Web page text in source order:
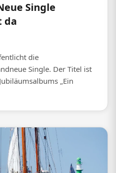
Single
da
die
Single. Der Titel ist
„Ein